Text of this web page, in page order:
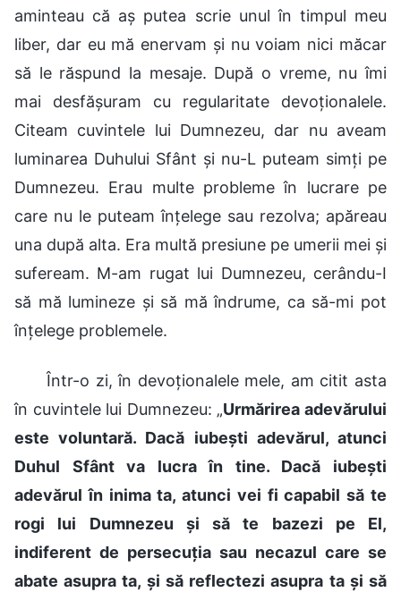
aminteau că aș putea scrie unul în timpul meu
liber, dar eu mă enervam și nu voiam nici măcar
să le răspund la mesaje. După o vreme, nu îmi
mai desfășuram cu regularitate devoționalele.
Citeam cuvintele lui Dumnezeu, dar nu aveam
luminarea Duhului Sfânt și nu-L puteam simți pe
Dumnezeu. Erau multe probleme în lucrare pe
care nu le puteam înțelege sau rezolva; apăreau
una după alta. Era multă presiune pe umerii mei și
sufeream. M-am rugat lui Dumnezeu, cerându-I
să mă lumineze și să mă îndrume, ca să-mi pot
înțelege problemele.
Într-o zi, în devoționalele mele, am citit asta
în cuvintele lui Dumnezeu: „Urmărirea adevărului
este voluntară. Dacă iubești adevărul, atunci
Duhul Sfânt va lucra în tine. Dacă iubești
adevărul în inima ta, atunci vei fi capabil să te
rogi lui Dumnezeu și să te bazezi pe El,
indiferent de persecuția sau necazul care se
abate asupra ta, și să reflectezi asupra ta și să